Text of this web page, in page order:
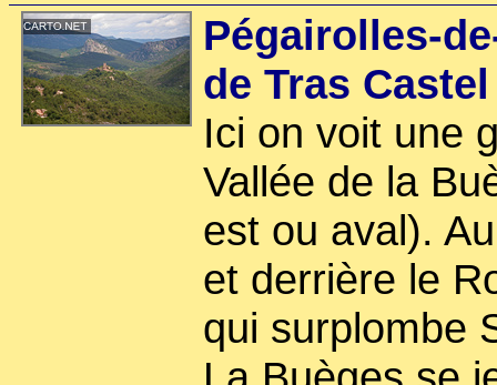
Pégairolles-
de Tras Castel
Ici on voit une
Vallée de la
est ou aval).
et derrière le
qui surplombe